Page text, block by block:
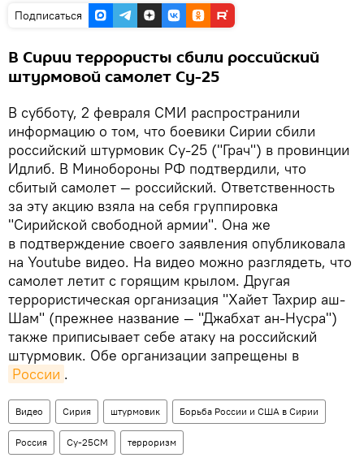
Подписаться
В Сирии террористы сбили российский
штурмовой самолет Су-25
В субботу, 2 февраля СМИ распространили
информацию о том, что боевики Сирии сбили
российский штурмовик Су-25 ("Грач") в провинции
Идлиб. В Минобороны РФ подтвердили, что
сбитый самолет — российский. Ответственность
за эту акцию взяла на себя группировка
"Сирийской свободной армии". Она же
в подтверждение своего заявления опубликовала
на Youtube видео. На видео можно разглядеть, что
самолет летит с горящим крылом. Другая
террористическая организация "Хайет Тахрир аш-
Шам" (прежнее название — "Джабхат ан-Нусра")
также приписывает себе атаку на российский
штурмовик. Обе организации запрещены в
России .
Видео Сирия штурмовик Борьба России и США в Сирии
Россия Су-25СМ терроризм